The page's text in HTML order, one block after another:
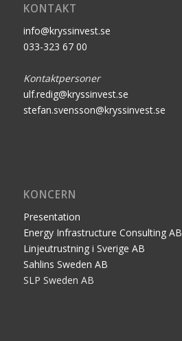
KONTAKT
info@kryssinvest.se
033-323 67 00
Kontaktpersoner
ulf.redig@kryssinvest.se
stefan.svensson@kryssinvest.se
KONCERN
Presentation
Energy Infrastructure Consulting AB
Linjeutrustning i Sverige AB
Sahlins Sweden AB
SLP Sweden AB